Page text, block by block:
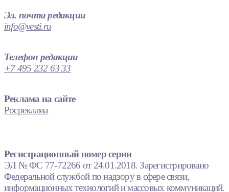
Эл. почта редакции
info@vesti.ru
Телефон редакции
+7 495 232 63 33
Реклама на сайте
Росреклама
Регистрационный номер серии
ЭЛ № ФС 77-72266 от 24.01.2018. Зарегистрировано
Федеральной службой по надзору в сфере связи,
информационных технологий и массовых коммуникаций.